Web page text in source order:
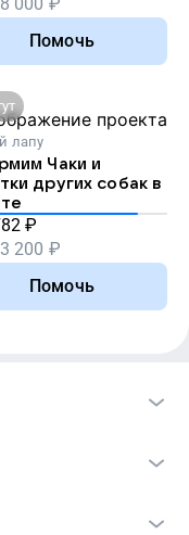
Помочь
лапу
Чаки и
других собак в
₽
200 ₽
Помочь